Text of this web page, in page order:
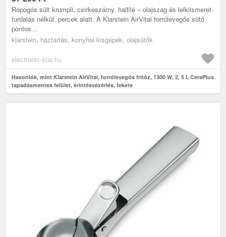
Ropogós sült krumpli, csirkeszárny, halfilé – olajszag és lelkiismeret-
furdalás nélkül, percek alatt. A Klarstein AirVital forrólevegős sütő
pontos...
klarstein, háztartás, konyhai kisgépek, olajsütők
electronic-star.hu
Hasonlók, mint Klarstein AirVital, forrólevegős fritőz, 1300 W, 2, 5 l, CeraPlus
tapadásmentes felület, érintésvezérlés, fekete